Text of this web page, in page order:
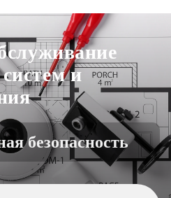
и
безопасность